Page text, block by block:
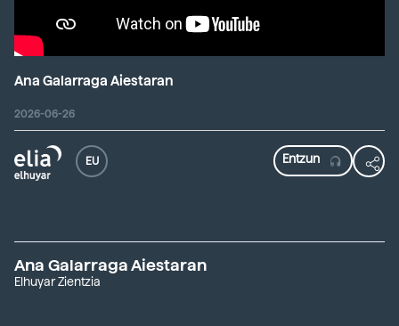
Ana Galarraga Aiestaran
2026-06-26
EU
Ana Galarraga Aiestaran
Elhuyar Zientzia